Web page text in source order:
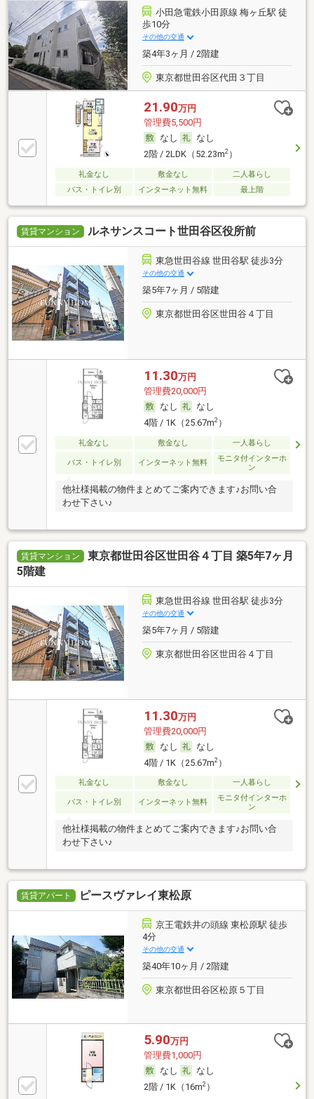
小田急電鉄小田原線 梅ヶ丘駅 徒
歩10分
その他の交通
築4年3ヶ月 / 2階建
東京都世田谷区代田３丁目
21.90万円
管理費5,500円
なし
なし
2階 / 2LDK（52.23m2）
礼金なし 敷金なし
二人暮らし
バス・トイレ別
インターネット無料 最上階
賃貸マンション ルネサンスコート世田谷区役所前
東急世田谷線 世田谷駅 徒歩3分
その他の交通
築5年7ヶ月 / 5階建
東京都世田谷区世田谷４丁目
11.30万円
管理費20,000円
なし
なし
4階 / 1K（25.67m2）
礼金なし 敷金なし 一人暮らし
バス・トイレ別 インターネット無料
モニタ付インターホ
ン
他社様掲載の物件まとめてご案内できます♪お問い合
わせ下さい♪
賃貸マンション
東京都世田谷区世田谷４丁目 築5年7ヶ月
5階建
東急世田谷線 世田谷駅 徒歩3分
その他の交通
築5年7ヶ月 / 5階建
東京都世田谷区世田谷４丁目
11.30万円
管理費20,000円
なし
なし
4階 / 1K（25.67m2）
礼金なし 敷金なし 一人暮らし
バス・トイレ別 インターネット無料
モニタ付インターホ
ン
他社様掲載の物件まとめてご案内できます♪お問い合
わせ下さい♪
賃貸アパート ピースヴァレイ東松原
京王電鉄井の頭線 東松原駅 徒歩
4分
その他の交通
築40年10ヶ月 / 2階建
東京都世田谷区松原５丁目
5.90万円
管理費1,000円
なし
なし
2階 / 1K（16m2）